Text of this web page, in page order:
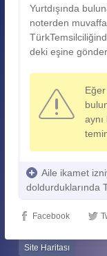
Yurtdışında
noterden
deki eşine
Aile ikamet
doldurduklarında
Facebook
Site Haritası